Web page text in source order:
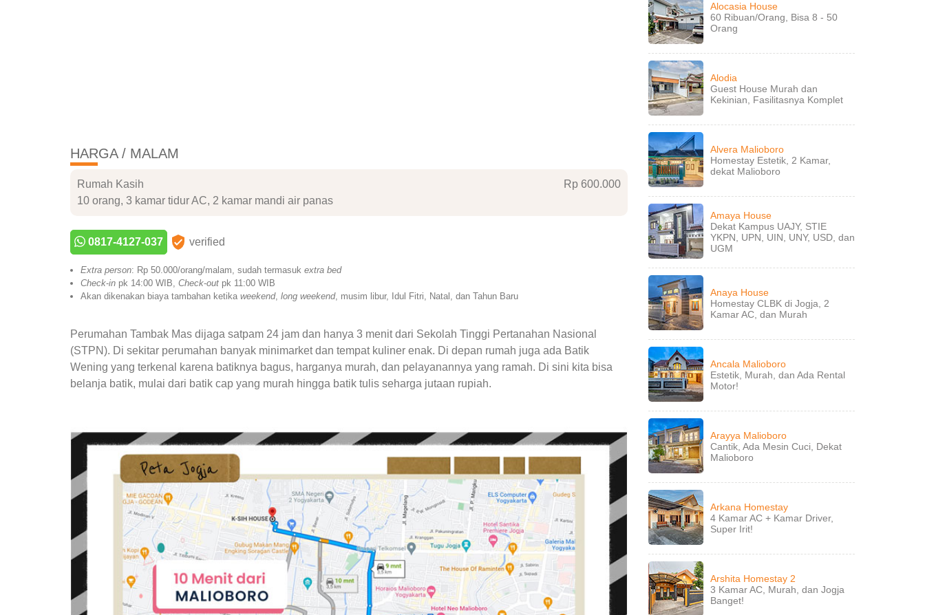
HARGA / MALAM
Rumah Kasih
10 orang, 3 kamar tidur AC, 2 kamar mandi air panas
Rp 600.000
0817-4127-037 verified
Extra person: Rp 50.000/orang/malam, sudah termasuk extra bed
Check-in pk 14:00 WIB, Check-out pk 11:00 WIB
Akan dikenakan biaya tambahan ketika weekend, long weekend, musim libur, Idul Fitri, Natal, dan Tahun Baru
Perumahan Tambak Mas dijaga satpam 24 jam dan hanya 3 menit dari Sekolah Tinggi Pertanahan Nasional
(STPN). Di sekitar perumahan banyak minimarket dan tempat kuliner enak. Di depan rumah juga ada Batik
Wening yang terkenal karena batiknya bagus, harganya murah, dan pelayanannya yang ramah. Di sini kita bisa
belanja batik, mulai dari batik cap yang murah hingga batik tulis seharga jutaan rupiah.
Alocasia House
60 Ribuan/Orang, Bisa 8 - 50
Orang
Alodia
Guest House Murah dan
Kekinian, Fasilitasnya Komplet
Alvera Malioboro
Homestay Estetik, 2 Kamar,
dekat Malioboro
Amaya House
Dekat Kampus UAJY, STIE
YKPN, UPN, UIN, UNY, USD, dan
UGM
Anaya House
Homestay CLBK di Jogja, 2
Kamar AC, dan Murah
Ancala Malioboro
Estetik, Murah, dan Ada Rental
Motor!
Arayya Malioboro
Cantik, Ada Mesin Cuci, Dekat
Malioboro
Arkana Homestay
4 Kamar AC + Kamar Driver,
Super Irit!
Arshita Homestay 2
3 Kamar AC, Murah, dan Jogja
Banget!